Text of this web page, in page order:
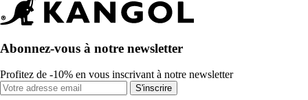
Abonnez-vous à notre newsletter
Profitez de -10% en vous inscrivant à notre newsletter
S'inscrire